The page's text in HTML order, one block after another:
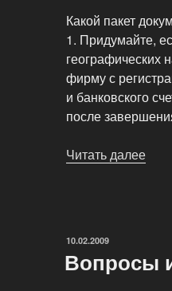
Какой пакет
1. Придумайте,
географических
фирму с
и банковского
после
Читать далее
с
ОПУБЛИКОВАНО
10.02.2009
Вопросы